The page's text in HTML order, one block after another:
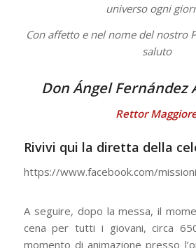
universo ogni
Con affetto e nel nome del nostro
saluto
Don Ángel Fernández
Rettor
Rivivi qui la diretta della
https://www.facebook.com/
A seguire, dopo la messa, il
cena per tutti i giovani, circa
momento di animazione presso